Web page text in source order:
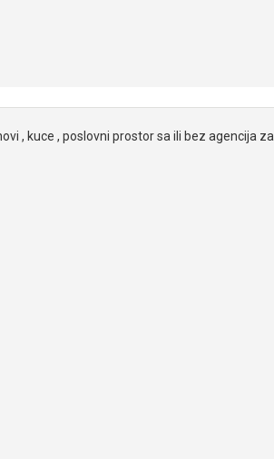
, kuce , poslovni prostor sa ili bez agencija za